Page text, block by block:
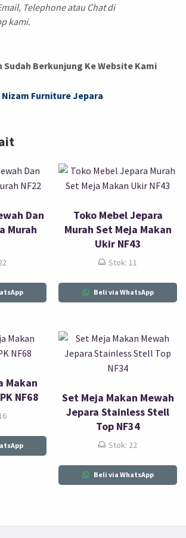
Telephone atau Chat di
kami.
Sudah Berkunjung Ke Website Kami
Nizam Furniture Jepara
Dan
Murah
Toko Mebel Jepara
Murah Set Meja Makan
Ukir NF43
Stok: 11
Beli via WhatsApp
Makan
NF68
Set Meja Makan Mewah
Jepara Stainless Stell
Top NF34
Stok: 22
Beli via WhatsApp